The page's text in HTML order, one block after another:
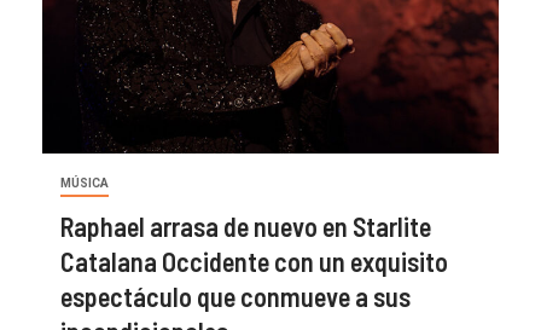
MÚSICA
Raphael arrasa de nuevo en Starlite
Catalana Occidente con un exquisito
espectáculo que conmueve a sus